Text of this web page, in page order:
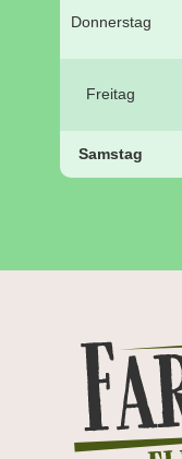
Donnerstag
Freitag
Samstag